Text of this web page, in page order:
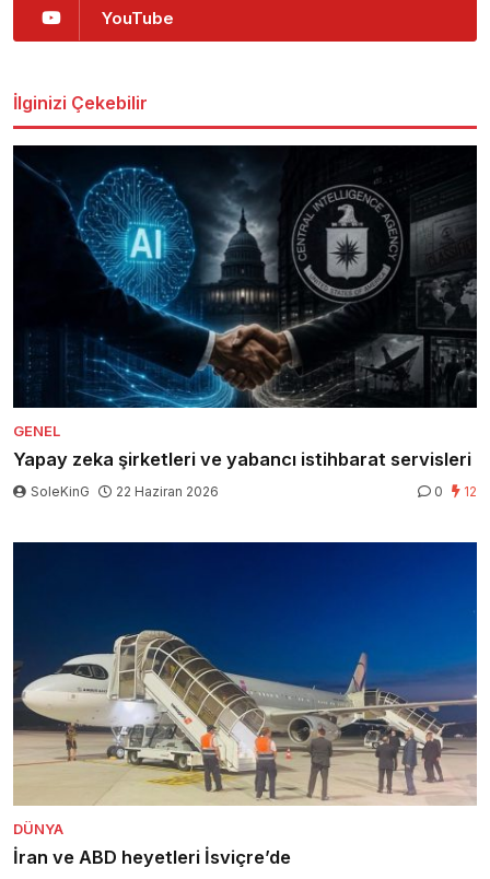
YouTube
İlginizi Çekebilir
GENEL
Yapay zeka şirketleri ve yabancı istihbarat servisleri
SoleKinG 22 Haziran 2026 0 12
DÜNYA
İran ve ABD heyetleri İsviçre’de